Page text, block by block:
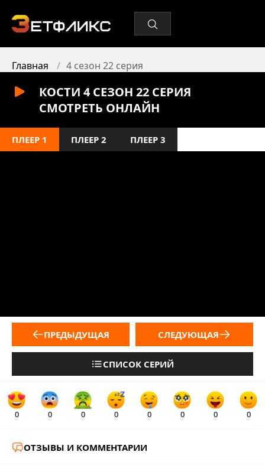
Главная 4 сезон 22 серия
КОСТИ 4 СЕЗОН 22 СЕРИЯ
СМОТРЕТЬ ОНЛАЙН
ПЛЕЕР 1 ПЛЕЕР 2 ПЛЕЕР 3
ПРЕДЫДУЩАЯ
СПИСОК СЕРИЙ
СЛЕДУЮЩАЯ
0 0 0 0 0 0 0 0
ОТЗЫВЫ И КОММЕНТАРИИ